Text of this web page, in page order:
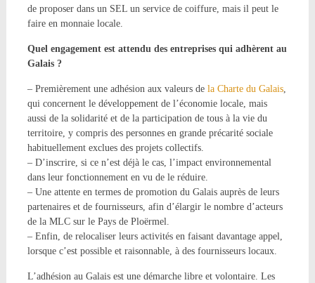
de proposer dans un SEL un service de coiffure, mais il peut le
faire en monnaie locale.
Quel engagement est attendu des entreprises qui adhèrent au
Galais ?
– Premièrement une adhésion aux valeurs de la Charte du Galais,
qui concernent le développement de l’économie locale, mais
aussi de la solidarité et de la participation de tous à la vie du
territoire, y compris des personnes en grande précarité sociale
habituellement exclues des projets collectifs.
– D’inscrire, si ce n’est déjà le cas, l’impact environnemental
dans leur fonctionnement en vu de le réduire.
– Une attente en termes de promotion du Galais auprès de leurs
partenaires et de fournisseurs, afin d’élargir le nombre d’acteurs
de la MLC sur le Pays de Ploërmel.
– Enfin, de relocaliser leurs activités en faisant davantage appel,
lorsque c’est possible et raisonnable, à des fournisseurs locaux.
L’adhésion au Galais est une démarche libre et volontaire. Les